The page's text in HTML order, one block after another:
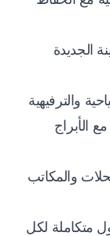
الجديدة
والترفيهية
الأبراج
والمكاتب
متكاملة لكل